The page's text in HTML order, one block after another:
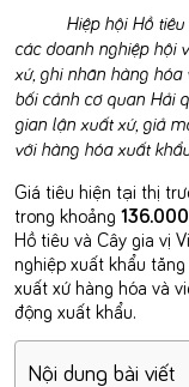
Hiệp hội Hồ
các doanh nghiệp hội
xứ, ghi nhãn hàng
bối cảnh cơ quan Hải
gian lận xuất xứ, giả
với hàng hóa xuất
Giá tiêu hiện tại thị
trong khoảng
Hồ tiêu và Cây gia vị
nghiệp xuất khẩu
xuất xứ hàng hóa và
động xuất khẩu.
Nội dung bài viết